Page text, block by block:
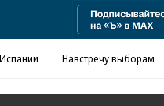
Навстречу выборам